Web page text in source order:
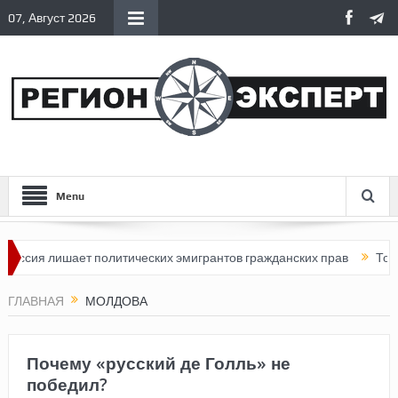
07, Август 2026
Menu
лишает политических эмигрантов гражданских прав
ГЛАВНАЯ МОЛДОВА
Почему «русский де Голль» не
победил?